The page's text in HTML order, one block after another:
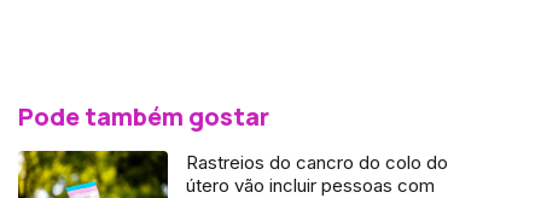
Pode também gostar
Rastreios do cancro do colo do
útero vão incluir pessoas com